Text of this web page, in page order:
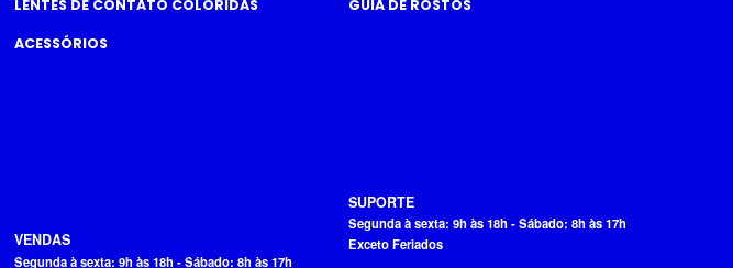
LENTES DE CONTATO COLORIDAS
ACESSÓRIOS
VENDAS
Segunda à sexta: 9h às 18h - Sábado: 8h às 17h
GUIA DE ROSTOS
SUPORTE
Segunda à sexta: 9h às 18h - Sábado: 8h às 17h
Exceto Feriados